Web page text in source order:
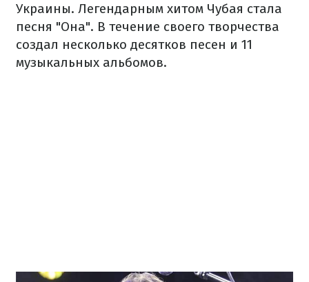
Украины. Легендарным хитом Чубая стала
песня "Она". В течение своего творчества
создал несколько десятков песен и 11
музыкальных альбомов.